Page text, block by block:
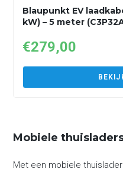
Blaupunkt EV
kW) – 5 meter
€279,00
Mobiele
Met een mobiele